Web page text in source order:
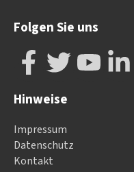
Folgen Sie uns
Hinweise
Impressum
Datenschutz
Kontakt